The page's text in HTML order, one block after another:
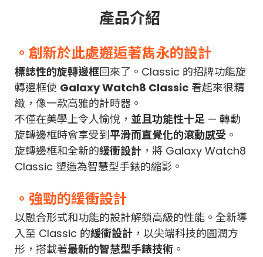
產品介紹
。創新於此處邂逅著雋永的設計
標誌性的旋轉邊框回來了。Classic 的招牌功能旋
轉邊框使 Galaxy Watch8 Classic 看起來很精
緻，像一款高雅的計時器。
不僅在美學上令人愉悅， 並且功能性十足 — 轉動
旋轉邊框時會享受到平滑而直覺化的滾動感受 。
旋轉邊框和全新的緩衝設計 ，將 Galaxy Watch8
Classic 塑造為智慧型手錶的縮影。
。強勁的緩衝設計
以融合形式和功能的設計解鎖高級的性能。全新導
入至 Classic 的緩衝設計 ，以尖端科技的圓潤方
形，搭載著最新的智慧型手錶技術 。